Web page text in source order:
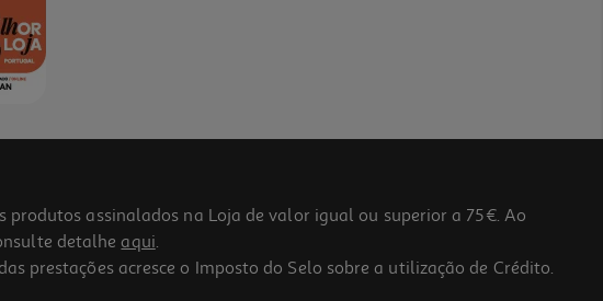
assinalados na Loja de valor igual ou superior a 75€. Ao
detalhe aqui.
prestações acresce o Imposto do Selo sobre a utilização de Crédito.